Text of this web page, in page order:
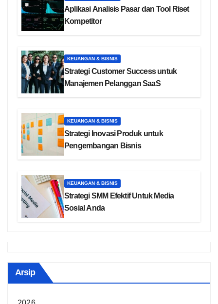
Aplikasi Analisis Pasar dan Tool Riset
Kompetitor
KEUANGAN & BISNIS
Strategi Customer Success untuk
Manajemen Pelanggan SaaS
KEUANGAN & BISNIS
Strategi Inovasi Produk untuk
Pengembangan Bisnis
KEUANGAN & BISNIS
Strategi SMM Efektif Untuk Media
Sosial Anda
Arsip